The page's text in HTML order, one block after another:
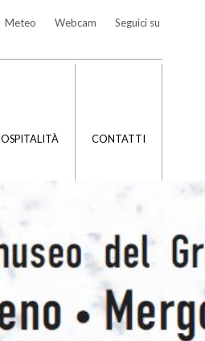
Seguici su
Webcam
Meteo
OSPITALITÀ CONTATTI